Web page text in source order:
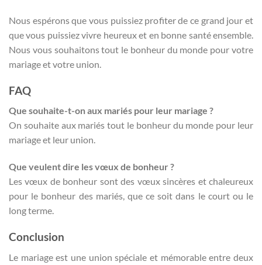
Nous espérons que vous puissiez profiter de ce grand jour et
que vous puissiez vivre heureux et en bonne santé ensemble.
Nous vous souhaitons tout le bonheur du monde pour votre
mariage et votre union.
FAQ
Que souhaite-t-on aux mariés pour leur mariage ?
On souhaite aux mariés tout le bonheur du monde pour leur
mariage et leur union.
Que veulent dire les vœux de bonheur ?
Les vœux de bonheur sont des vœux sincères et chaleureux
pour le bonheur des mariés, que ce soit dans le court ou le
long terme.
Conclusion
Le mariage est une union spéciale et mémorable entre deux